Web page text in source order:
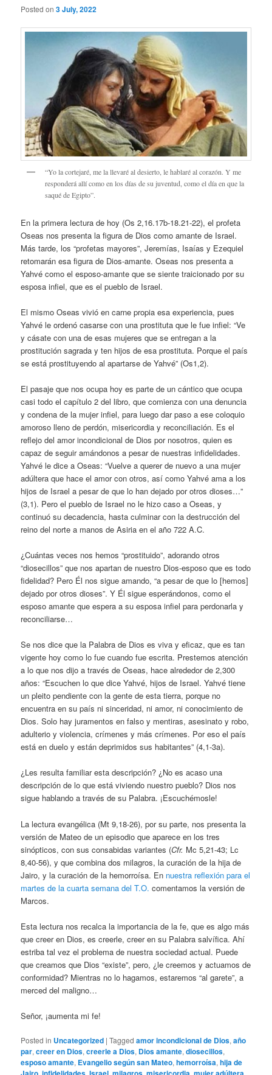
Posted on3 July, 2022
“Yo la cortejaré, me la llevaré al desierto, le hablaré al corazón. Y me
responderá allí como en los días de su juventud, como el día en que la
saqué de Egipto”.
En la primera lectura de hoy (Os 2,16.17b-18.21-22), el profeta
Oseas nos presenta la figura de Dios como amante de Israel.
Más tarde, los “profetas mayores”, Jeremías, Isaías y Ezequiel
retomarán esa figura de Dios-amante. Oseas nos presenta a
Yahvé como el esposo-amante que se siente traicionado por su
esposa infiel, que es el pueblo de Israel.
El mismo Oseas vivió en carne propia esa experiencia, pues
Yahvé le ordenó casarse con una prostituta que le fue infiel: “Ve
y cásate con una de esas mujeres que se entregan a la
prostitución sagrada y ten hijos de esa prostituta. Porque el país
se está prostituyendo al apartarse de Yahvé” (Os1,2).
El pasaje que nos ocupa hoy es parte de un cántico que ocupa
casi todo el capítulo 2 del libro, que comienza con una denuncia
y condena de la mujer infiel, para luego dar paso a ese coloquio
amoroso lleno de perdón, misericordia y reconciliación. Es el
reflejo del amor incondicional de Dios por nosotros, quien es
capaz de seguir amándonos a pesar de nuestras infidelidades.
Yahvé le dice a Oseas: “Vuelve a querer de nuevo a una mujer
adúltera que hace el amor con otros, así como Yahvé ama a los
hijos de Israel a pesar de que lo han dejado por otros dioses…”
(3,1). Pero el pueblo de Israel no le hizo caso a Oseas, y
continuó su decadencia, hasta culminar con la destrucción del
reino del norte a manos de Asiria en el año 722 A.C.
¿Cuántas veces nos hemos “prostituido”, adorando otros
“diosecillos” que nos apartan de nuestro Dios-esposo que es todo
fidelidad? Pero Él nos sigue amando, “a pesar de que lo [hemos]
dejado por otros dioses”. Y Él sigue esperándonos, como el
esposo amante que espera a su esposa infiel para perdonarla y
reconciliarse…
Se nos dice que la Palabra de Dios es viva y eficaz, que es tan
vigente hoy como lo fue cuando fue escrita. Prestemos atención
a lo que nos dijo a través de Oseas, hace alrededor de 2,300
años: “Escuchen lo que dice Yahvé, hijos de Israel. Yahvé tiene
un pleito pendiente con la gente de esta tierra, porque no
encuentra en su país ni sinceridad, ni amor, ni conocimiento de
Dios. Solo hay juramentos en falso y mentiras, asesinato y robo,
adulterio y violencia, crímenes y más crímenes. Por eso el país
está en duelo y están deprimidos sus habitantes” (4,1-3a).
¿Les resulta familiar esta descripción? ¿No es acaso una
descripción de lo que está viviendo nuestro pueblo? Dios nos
sigue hablando a través de su Palabra. ¡Escuchémosle!
La lectura evangélica (Mt 9,18-26), por su parte, nos presenta la
versión de Mateo de un episodio que aparece en los tres
sinópticos, con sus consabidas variantes (Cfr. Mc 5,21-43; Lc
8,40-56), y que combina dos milagros, la curación de la hija de
Jairo, y la curación de la hemorroísa. En nuestra reflexión para el
martes de la cuarta semana del T.O. comentamos la versión de
Marcos.
Esta lectura nos recalca la importancia de la fe, que es algo más
que creer en Dios, es creerle, creer en su Palabra salvífica. Ahí
estriba tal vez el problema de nuestra sociedad actual. Puede
que creamos que Dios “existe”, pero, ¿le creemos y actuamos de
conformidad? Mientras no lo hagamos, estaremos “al garete”, a
merced del maligno…
Señor, ¡aumenta mi fe!
Posted in Uncategorized |Tagged amor incondicional de Dios,año
par,creer en Dios,creerle a Dios, Dios amante,diosecillos,
esposo amante, Evangelio según san Mateo,hemorroísa,hija de
, , , , ,